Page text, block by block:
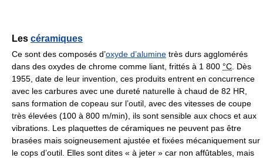
Les céramiques
Ce sont des composés d’oxyde d’alumine très durs agglomérés
dans des oxydes de chrome comme liant, frittés à 1 800 °C . Dès
1955, date de leur invention, ces produits entrent en concurrence
avec les carbures avec une dureté naturelle à chaud de 82 HR,
sans formation de copeau sur l’outil, avec des vitesses de coupe
très élevées (100 à 800 m/min), ils sont sensible aux chocs et aux
vibrations. Les plaquettes de céramiques ne peuvent pas être
brasées mais soigneusement ajustée et fixées mécaniquement sur
le cops d’outil. Elles sont dites « à jeter » car non affûtables, mais